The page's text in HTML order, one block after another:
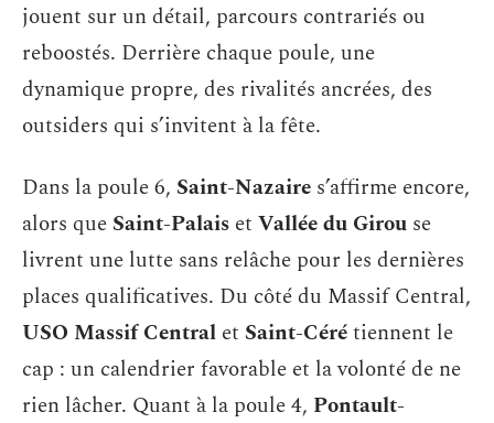
jouent sur un détail, parcours contrariés ou
reboostés. Derrière chaque poule, une
dynamique propre, des rivalités ancrées, des
outsiders qui s’invitent à la fête.
Dans la poule 6, Saint-Nazaire s’affirme encore,
alors que Saint-Palais et Vallée du Girou se
livrent une lutte sans relâche pour les dernières
places qualificatives. Du côté du Massif Central,
USO Massif Central et Saint-Cérétiennent le
cap : un calendrier favorable et la volonté de ne
rien lâcher. Quant à la poule 4, Pontault-